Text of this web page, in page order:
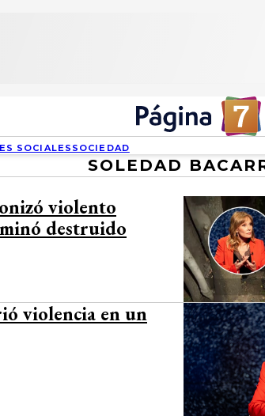
SOCIALES SOCIEDAD
SOLEDAD
violento
destruido
violencia en un